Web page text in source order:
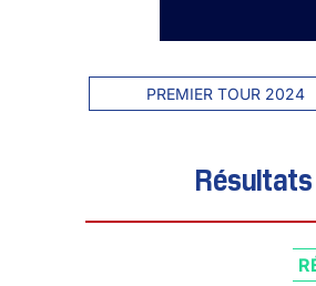
PREMIER TOUR 2024